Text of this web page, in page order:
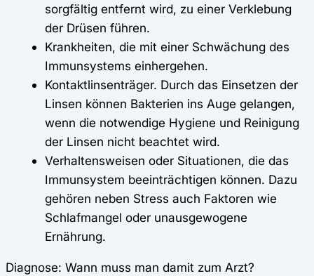
sorgfältig entfernt wird, zu einer Verklebung
der Drüsen führen.
Krankheiten, die mit einer Schwächung des
Immunsystems einhergehen.
Kontaktlinsenträger. Durch das Einsetzen der
Linsen können Bakterien ins Auge gelangen,
wenn die notwendige Hygiene und Reinigung
der Linsen nicht beachtet wird.
Verhaltensweisen oder Situationen, die das
Immunsystem beeinträchtigen können. Dazu
gehören neben Stress auch Faktoren wie
Schlafmangel oder unausgewogene
Ernährung.
Diagnose: Wann muss man damit zum Arzt?